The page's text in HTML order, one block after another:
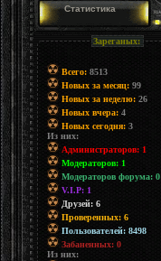
Статистика
Зареганых:
Всего:8513
Новых за месяц:99
Новых за неделю:26
Новых вчера:4
Новых сегодня:3
Из них:
Администраторов: 1
Модераторов: 1
Модераторов форума: 0
V.I.P: 1
Друзей: 6
Проверенных: 6
Пользователей: 8498
Забаненных: 0
Из них: